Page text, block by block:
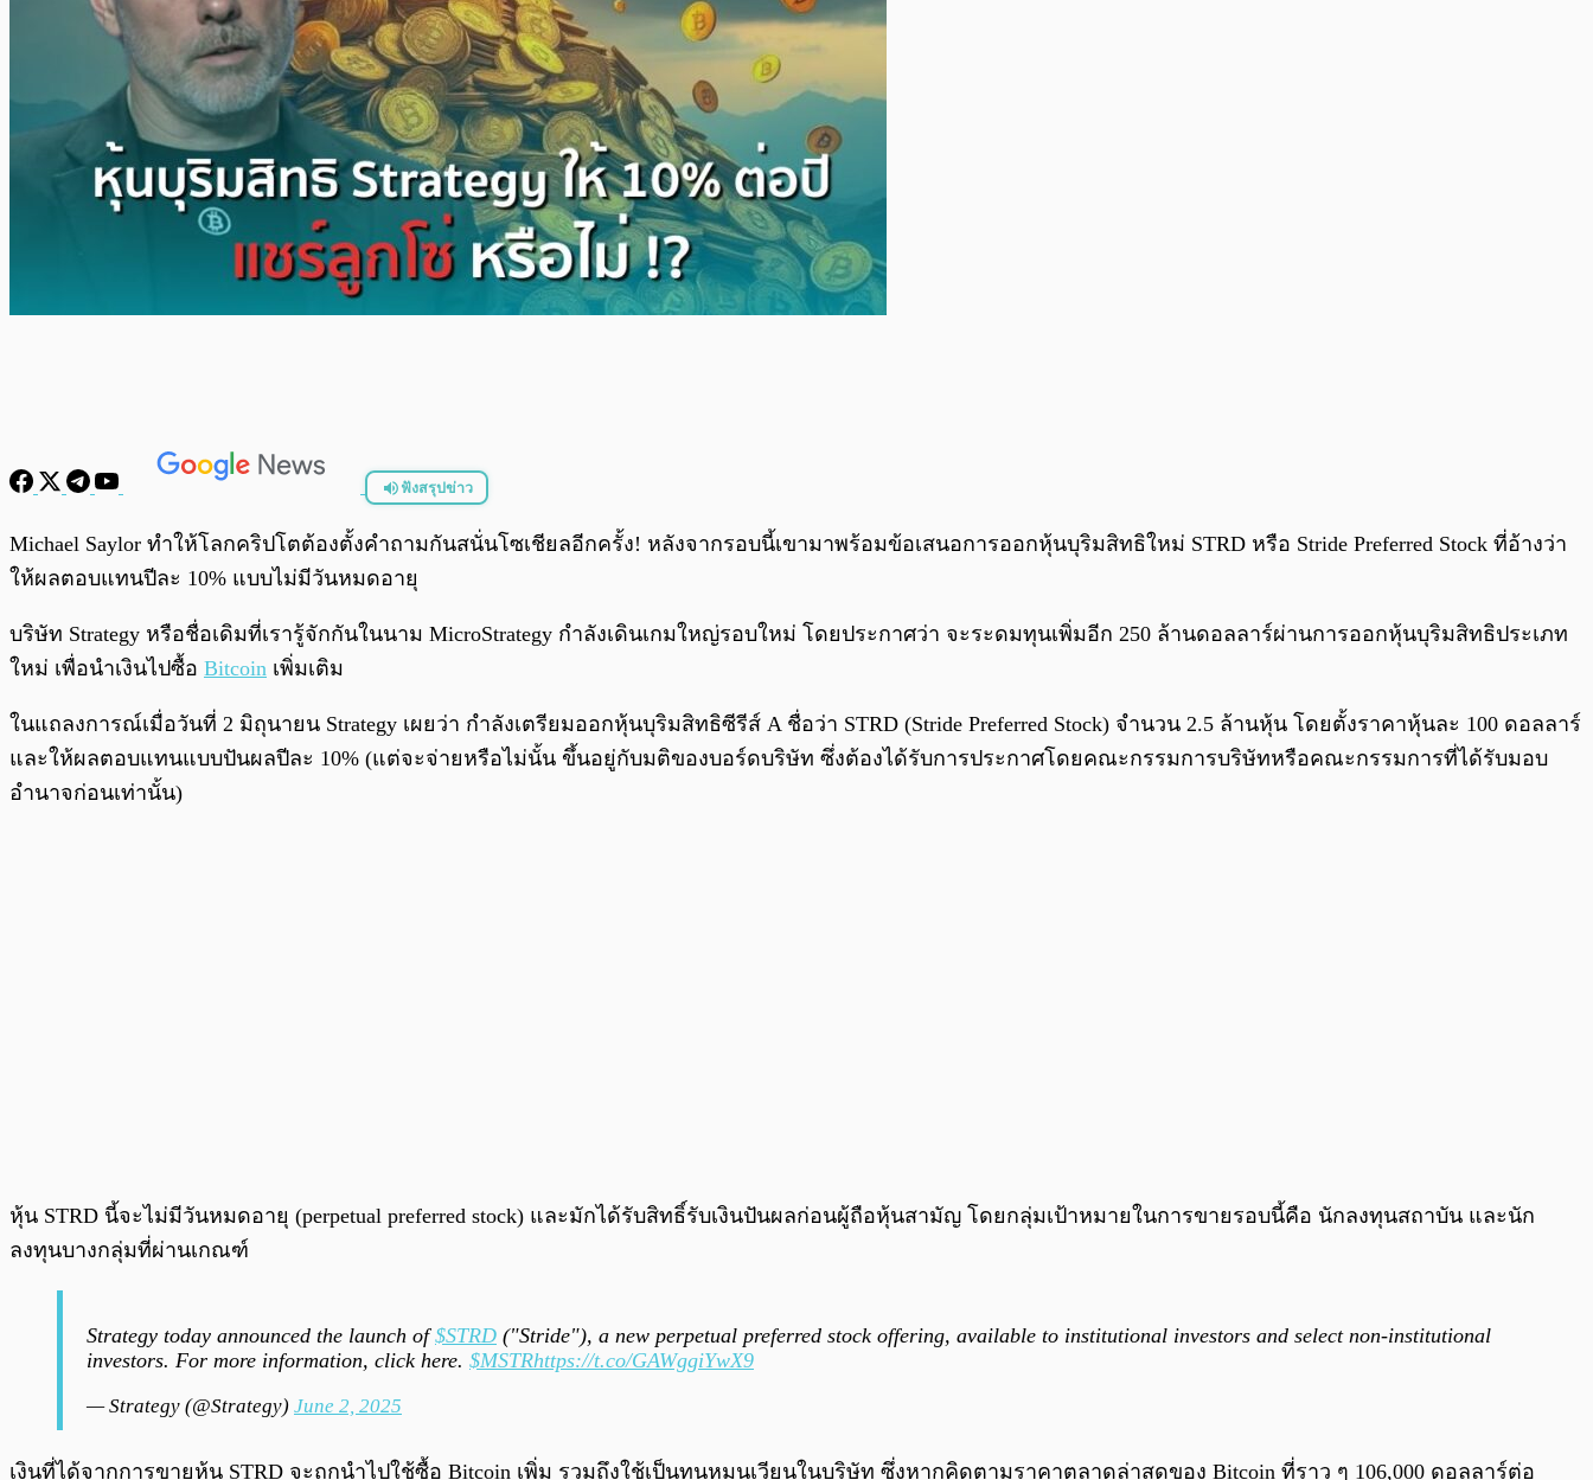
ฟังสรุปข่าว
พร้อมเล่น 0:00 0:00
Michael Saylor ทำให้โลกคริปโตต้องตั้งคำถามกันสนั่นโซเชียลอีกครั้ง! หลังจากรอบนี้เขามาพร้อมข้อเสนอการออกหุ้นบุริมสิทธิใหม่ STRD หรือ Stride Preferred Stock ที่อ้างว่า
ให้ผลตอบแทนปีละ 10% แบบไม่มีวันหมดอายุ
บริษัท Strategy หรือชื่อเดิมที่เรารู้จักกันในนาม MicroStrategy กำลังเดินเกมใหญ่รอบใหม่ โดยประกาศว่า จะระดมทุนเพิ่มอีก 250 ล้านดอลลาร์ผ่านการออกหุ้นบุริมสิทธิประเภท
ใหม่ เพื่อนำเงินไปซื้อ Bitcoin เพิ่มเติม
ในแถลงการณ์เมื่อวันที่ 2 มิถุนายน Strategy เผยว่า กำลังเตรียมออกหุ้นบุริมสิทธิซีรีส์ A ชื่อว่า STRD (Stride Preferred Stock) จำนวน 2.5 ล้านหุ้น โดยตั้งราคาหุ้นละ 100 ดอลลาร์
และให้ผลตอบแทนแบบปันผลปีละ 10% (แต่จะจ่ายหรือไม่นั้น ขึ้นอยู่กับมติของบอร์ดบริษัท ซึ่งต้องได้รับการประกาศโดยคณะกรรมการบริษัทหรือคณะกรรมการที่ได้รับมอบ
อำนาจก่อนเท่านั้น)
หุ้น STRD นี้จะไม่มีวันหมดอายุ (perpetual preferred stock) และมักได้รับสิทธิ์รับเงินปันผลก่อนผู้ถือหุ้นสามัญ โดยกลุ่มเป้าหมายในการขายรอบนี้คือ นักลงทุนสถาบัน และนัก
ลงทุนบางกลุ่มที่ผ่านเกณฑ์
Strategy today announced the launch of$STRD ("Stride"), a new perpetual preferred stock offering, available to institutional investors and select non-institutional
investors. For more information, click here. $MSTRhttps://t.co/GAWggiYwX9
— Strategy (@Strategy) June 2, 2025
เงินที่ได้จากการขายหุ้น STRD จะถูกนำไปใช้ซื้อ Bitcoin เพิ่ม รวมถึงใช้เป็นทุนหมุนเวียนในบริษัท ซึ่งหากคิดตามราคาตลาดล่าสุดของ Bitcoin ที่ราว ๆ 106,000 ดอลลาร์ต่อ